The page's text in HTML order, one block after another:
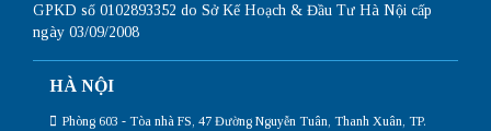
GPKD số 0102893352 do Sở Kế Hoạch & Đầu Tư Hà Nội cấp
ngày 03/09/2008
HÀ NỘI
Phòng 603 - Tòa nhà FS, 47 Đường Nguyễn Tuân, Thanh Xuân, TP.